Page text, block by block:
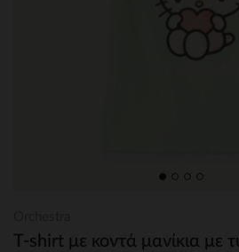
T-shirt με κοντά μανίκια